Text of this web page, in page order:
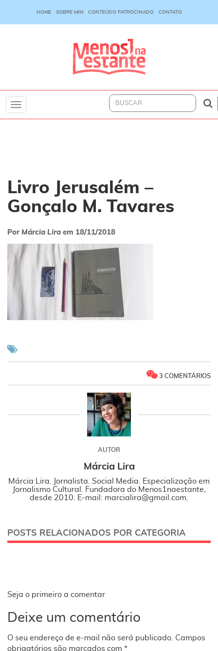
HOME SOBRE MIM CONTEÚDO PATROCINADO CONTATO
Toggle
Livro Jerusalém –
Gonçalo M. Tavares
Por Márcia Lira em 18/11/2018
3 COMENTÁRIOS
AUTOR
Márcia Lira
Márcia Lira. Jornalista. Social Media. Especialização em
Jornalismo Cultural. Fundadora do Menos1naestante,
desde 2010. E-mail: marcialira@gmail.com.
POSTS RELACIONADOS POR CATEGORIA
Seja o primeiro a comentar
Deixe um comentário
O seu endereço de e-mail não será publicado. Campos
obrigatórios são marcados com *